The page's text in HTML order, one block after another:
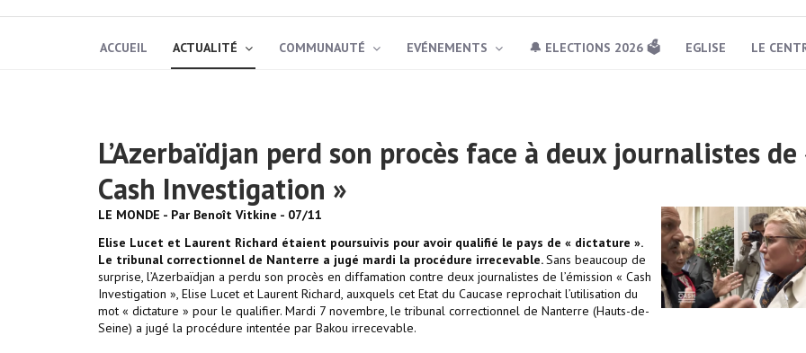
ACCUEIL ACTUALITÉ COMMUNAUTÉ EVÉNEMENTS 🔔 ELECTIONS 2026 🗳️ EGLISE LE
L’Azerbaïdjan perd son procès face à deux journalistes de
Cash Investigation »
LE MONDE - Par Benoît Vitkine - 07/11
Elise Lucet et Laurent Richard étaient poursuivis pour avoir qualifié le pays de « dictature ».
Le tribunal correctionnel de Nanterre a jugé mardi la procédure irrecevable.Sans beaucoup de
surprise, l’Azerbaïdjan a perdu son procès en diffamation contre deux journalistes de l’émission « Cash
Investigation », Elise Lucet et Laurent Richard, auxquels cet Etat du Caucase reprochait l’utilisation du
mot « dictature » pour le qualifier. Mardi 7 novembre, le tribunal correctionnel de Nanterre (Hauts-de-
Seine) a jugé la procédure intentée par Bakou irrecevable.